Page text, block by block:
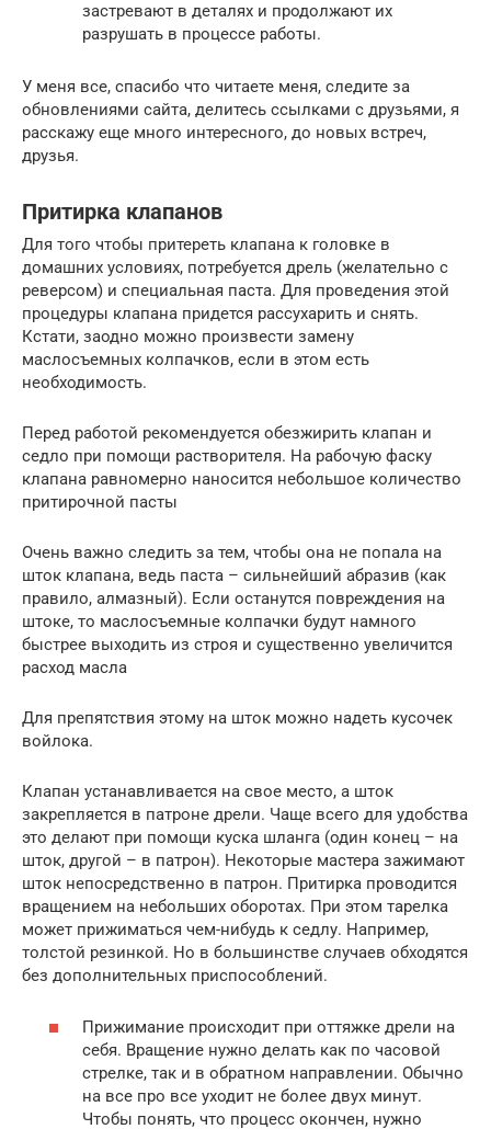
застревают в деталях и продолжают их
разрушать в процессе работы.
У меня все, спасибо что читаете меня, следите за
обновлениями сайта, делитесь ссылками с друзьями, я
расскажу еще много интересного, до новых встреч,
друзья.
Притирка клапанов
Для того чтобы притереть клапана к головке в
домашних условиях, потребуется дрель (желательно с
реверсом) и специальная паста. Для проведения этой
процедуры клапана придется рассухарить и снять.
Кстати, заодно можно произвести замену
маслосъемных колпачков, если в этом есть
необходимость.
Перед работой рекомендуется обезжирить клапан и
седло при помощи растворителя. На рабочую фаску
клапана равномерно наносится небольшое количество
притирочной пасты
Очень важно следить за тем, чтобы она не попала на
шток клапана, ведь паста – сильнейший абразив (как
правило, алмазный). Если останутся повреждения на
штоке, то маслосъемные колпачки будут намного
быстрее выходить из строя и существенно увеличится
расход масла
Для препятствия этому на шток можно надеть кусочек
войлока.
Клапан устанавливается на свое место, а шток
закрепляется в патроне дрели. Чаще всего для удобства
это делают при помощи куска шланга (один конец – на
шток, другой – в патрон). Некоторые мастера зажимают
шток непосредственно в патрон. Притирка проводится
вращением на небольших оборотах. При этом тарелка
может прижиматься чем-нибудь к седлу. Например,
толстой резинкой. Но в большинстве случаев обходятся
без дополнительных приспособлений.
Прижимание происходит при оттяжке дрели на
себя. Вращение нужно делать как по часовой
стрелке, так и в обратном направлении. Обычно
на все про все уходит не более двух минут.
Чтобы понять, что процесс окончен, нужно